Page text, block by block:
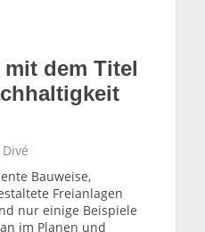
dem Titel
Bauweise,
Freianlagen
nur einige Beispiele
im Planen und